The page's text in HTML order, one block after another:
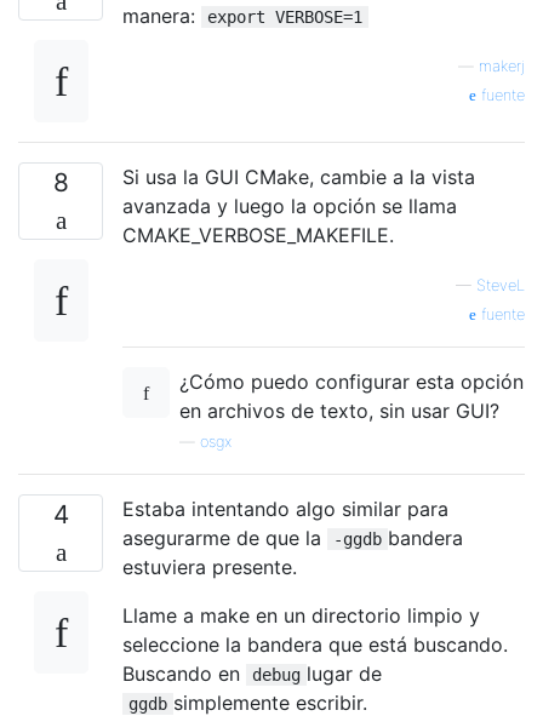
manera:
export VERBOSE=1
makerj
fuente
8
Si usa la GUI CMake, cambie a la vista
avanzada y luego la opción se llama
CMAKE_VERBOSE_MAKEFILE.
— SteveL
fuente
¿Cómo puedo configurar esta opción
en archivos de texto, sin usar GUI?
osgx
4
Estaba intentando algo similar para
asegurarme de que la
-ggdb bandera
estuviera presente.
Llame a make en un directorio limpio y
seleccione la bandera que está buscando.
Buscando en
debug lugar de
ggdb simplemente escribir.